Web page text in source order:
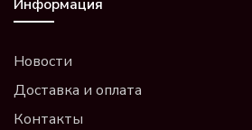
Информация
Новости
Доставка и оплата
Контакты